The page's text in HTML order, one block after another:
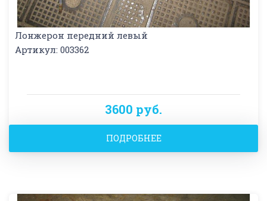
Лонжерон передний левый
Артикул: 003362
3600 руб.
ПОДРОБНЕЕ